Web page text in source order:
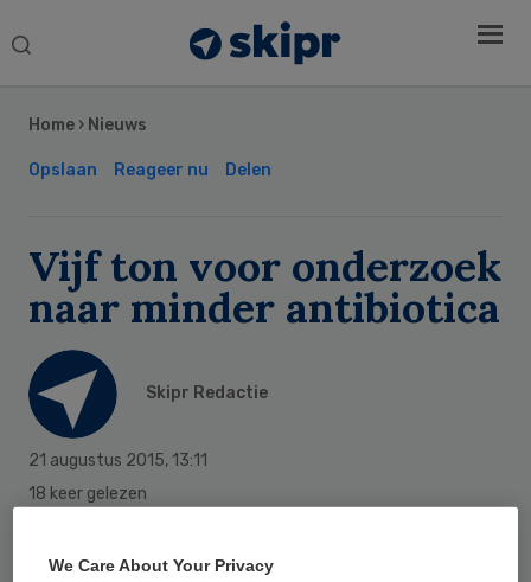
Search
Home › Nieuws
Opslaan Reageer nu Delen
Vijf ton voor onderzoek
naar minder antibiotica
Skipr Redactie
21 augustus 2015, 13:11
18 keer gelezen
Rianne Oostenbrink gaat onderzoek doen
Sidebar
We Care About Your Privacy